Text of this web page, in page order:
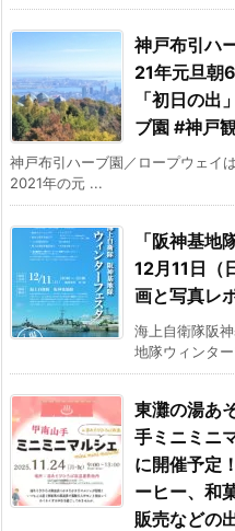
神戸布引ハ
21年元旦朝
「初日の出
ブ園 #神戸
神戸布引ハーブ園／ロープウェイ
2021年の元 ...
「阪神基地
12月11日（
画と写真レ
海上自衛隊阪
地隊ウィンタ
東灘の湯あ
手ミニミニ
に開催予定
ーヒー、和
販売などの